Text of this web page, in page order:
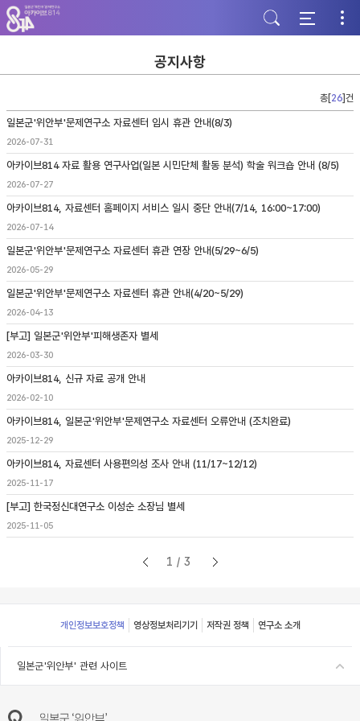
주
메
뉴
가
본
문
바
기
하
단
바
기
공지사항
총[26]건
일본군'위안부'문제연구소 자료센터 임시 휴관 안내(8/3)
2026-07-31
아카이브814 자료 활용 연구사업(일본 시민단체 활동 분석) 학술 워크숍 안내 (8/5)
2026-07-27
아카이브814, 자료센터 홈페이지 서비스 일시 중단 안내(7/14, 16:00~17:00)
2026-07-14
일본군'위안부'문제연구소 자료센터 휴관 연장 안내(5/29~6/5)
2026-05-29
일본군'위안부'문제연구소 자료센터 휴관 안내(4/20~5/29)
2026-04-13
[부고] 일본군'위안부'피해생존자 별세
2026-03-30
아카이브814, 신규 자료 공개 안내
2026-02-10
아카이브814, 일본군'위안부'문제연구소 자료센터 오류안내 (조치완료)
2025-12-29
아카이브814, 자료센터 사용편의성 조사 안내 (11/17~12/12)
2025-11-17
[부고] 한국정신대연구소 이성순 소장님 별세
2025-11-05
1/3
Footer
개인정보보호정책 영상정보처리기기 저작권 정책 연구소 소개
일본군'위안부' 관련 사이트